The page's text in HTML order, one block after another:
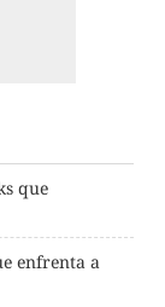
que
enfrenta a